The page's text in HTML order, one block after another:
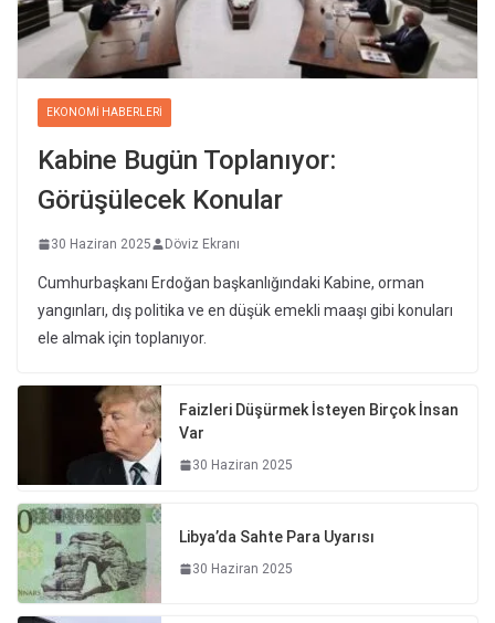
EKONOMI HABERLERI
Kabine Bugün Toplanıyor:
Görüşülecek Konular
30 Haziran 2025 Döviz Ekranı
Cumhurbaşkanı Erdoğan başkanlığındaki Kabine, orman
yangınları, dış politika ve en düşük emekli maaşı gibi konuları
ele almak için toplanıyor.
Faizleri Düşürmek İsteyen Birçok İnsan
Var
30 Haziran 2025
Libya’da Sahte Para Uyarısı
30 Haziran 2025